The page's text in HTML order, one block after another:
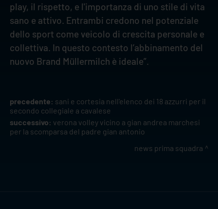
play, il rispetto, e l'importanza di uno stile di vita
sano e attivo. Entrambi credono nel potenziale
dello sport come veicolo di crescita personale e
collettiva. In questo contesto l’abbinamento del
nuovo Brand Müllermilch è ideale”.
precedente: sani e cortesia nell'elenco dei 18 azzurri per il
secondo collegiale a cavalese
successivo: verona volley vicino a gian andrea marchesi
per la scomparsa del padre gian antonio
news prima squadra